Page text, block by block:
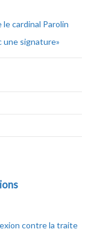
le cardinal Parolin
une signature»
contre la traite